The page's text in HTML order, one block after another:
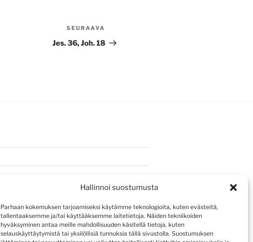
Hallinnoi suostumusta
Parhaan kokemuksen tarjoamiseksi käytämme teknologioita, kuten evästeitä,
tallentaaksemme ja/tai käyttääksemme laitetietoja. Näiden tekniikoiden
hyväksyminen antaa meille mahdollisuuden käsitellä tietoja, kuten
selauskäyttäytymistä tai yksilöllisiä tunnuksia tällä sivustolla. Suostumuksen
artikkeli
SEURAAVA
Jes. 36, Joh. 18